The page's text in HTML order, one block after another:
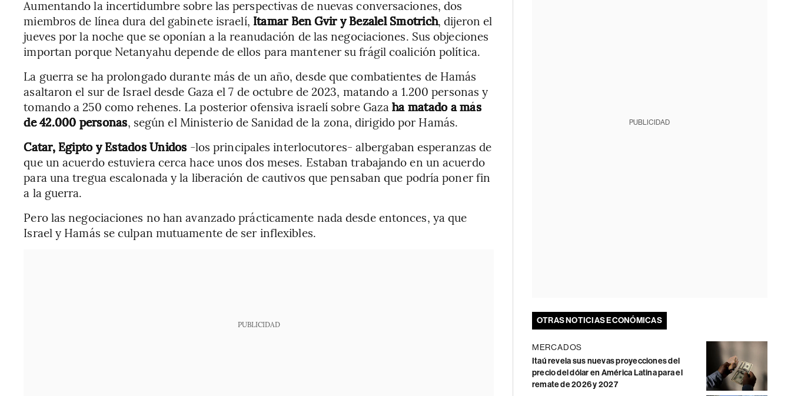
Aumentando la incertidumbre sobre las perspectivas de nuevas conversaciones, dos
miembros de línea dura del gabinete israelí, Itamar Ben Gvir y Bezalel Smotrich, dijeron el
jueves por la noche que se oponían a la reanudación de las negociaciones. Sus objeciones
importan porque Netanyahu depende de ellos para mantener su frágil coalición política.
La guerra se ha prolongado durante más de un año, desde que combatientes de Hamás
asaltaron el sur de Israel desde Gaza el 7 de octubre de 2023, matando a 1.200 personas y
tomando a 250 como rehenes. La posterior ofensiva israelí sobre Gazaha matado a más
de 42.000 personas, según el Ministerio de Sanidad de la zona, dirigido por Hamás.
Catar, Egipto y Estados Unidos -los principales interlocutores- albergaban esperanzas de
que un acuerdo estuviera cerca hace unos dos meses. Estaban trabajando en un acuerdo
para una tregua escalonada y la liberación de cautivos que pensaban que podría poner fin
a la guerra.
Pero las negociaciones no han avanzado prácticamente nada desde entonces, ya que
Israel y Hamás se culpan mutuamente de ser inflexibles.
PUBLICIDAD
PUBLICIDAD
OTRAS NOTICIAS ECONÓMICAS
MERCADOS
Itaú revela sus nuevas proyecciones del
precio del dólar en América Latina para el
remate de 2026 y 2027